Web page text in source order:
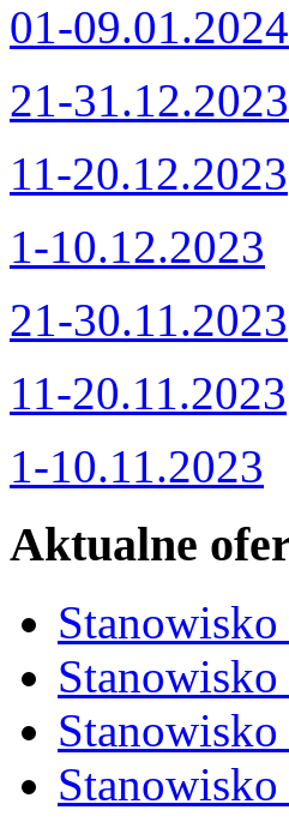
01-09.01.2024
21-31.12.2023
11-20.12.2023
1-10.12.2023
21-30.11.2023
11-20.11.2023
1-10.11.2023
Aktualne